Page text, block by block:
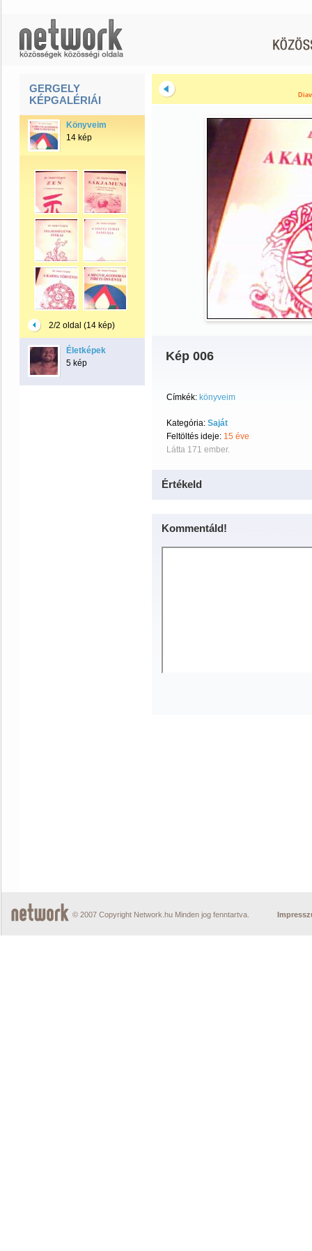
GERGELY
KÉPGALÉRIÁI
Könyveim
14 kép
2/2 oldal (14 kép)
Életképek
5 kép
Kép 006
Címkék: könyveim
Kategória: Saját
Feltöltés ideje: 15 éve
Látta 171 ember.
Értékeld
Kommentáld!
© 2007 Copyright Network.hu Minden jog fenntartva.